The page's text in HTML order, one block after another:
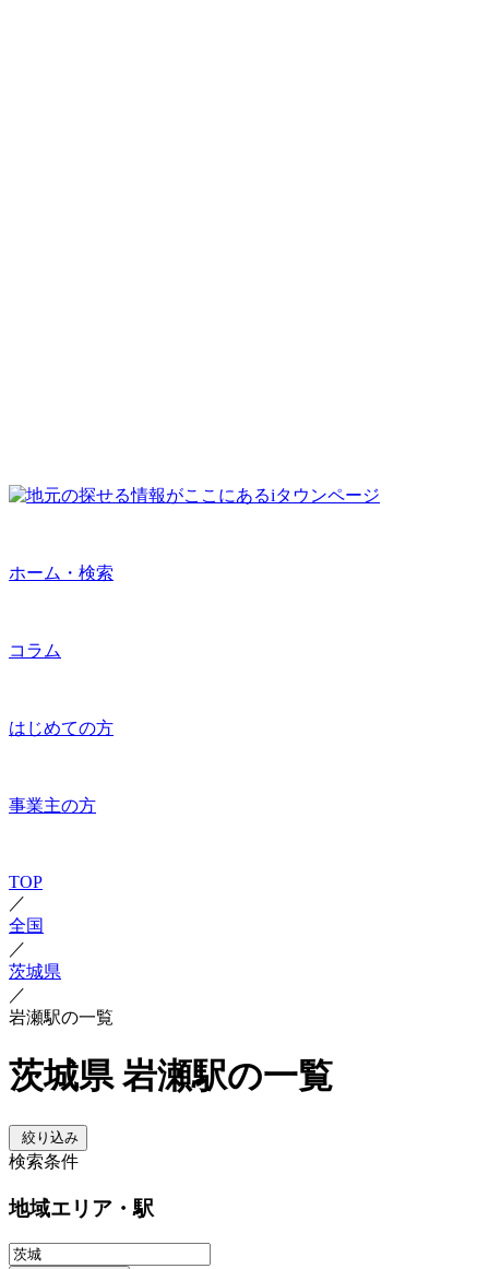
ホーム・検索
コラム
はじめての方
事業主の方
TOP
／
全国
／
茨城県
／
岩瀬駅の一覧
茨城県 岩瀬駅の一覧
絞り込み
検索条件
地域エリア・駅